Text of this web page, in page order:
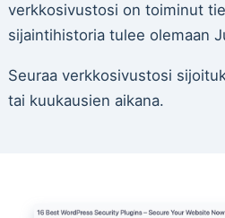
verkkosivustosi on toiminut
sijaintihistoria tulee olemaan
Seuraa verkkosivustosi
tai kuukausien aikana.